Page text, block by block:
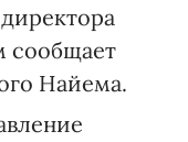
сообщает
Найема.